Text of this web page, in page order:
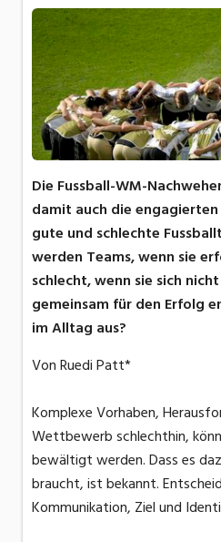
Die Fussball-WM-
damit auch die
gute und schlechte
werden Teams, wenn sie
schlecht, wenn sie sich
gemeinsam für den Erfolg
im Alltag aus?
Von Ruedi Patt*
Komplexe Vorhaben,
Wettbewerb schlechthin,
bewältigt werden. Dass es
braucht, ist bekannt.
Kommunikation, Ziel und